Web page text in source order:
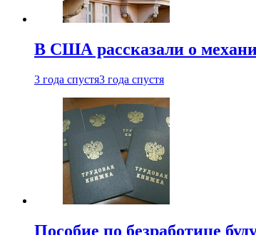
В США рассказали о
3 года спустя3 года спустя
Пособие по безработице